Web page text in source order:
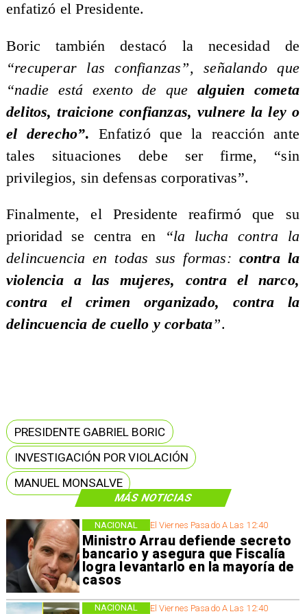
MÁS NOTICIAS
El Viernes Pasado A Las 12:40
Ministro Arrau defiende secreto
bancario y asegura que Fiscalía
logra levantarlo en la mayoría de
casos
NACIONAL
El Viernes Pasado A Las 12:40
NACIONAL
enfatizó el Presidente.
Boric también destacó la necesidad de
“recuperar las confianzas”, señalando que
“nadie está exento de quealguien cometa
delitos, traicione confianzas, vulnere la ley o
el derecho”. Enfatizó que la reacción ante
tales situaciones debe ser firme, “sin
privilegios, sin defensas corporativas”.
Finalmente, el Presidente reafirmó que su
prioridad se centra en
“la lucha contra la
delincuencia en todas sus formas: contra la
violencia a las mujeres, contra el narco,
contra el crimen organizado, contra la
delincuencia de cuello y corbata”.
PRESIDENTE GABRIEL BORIC
INVESTIGACIÓN POR VIOLACIÓN
MANUEL MONSALVE